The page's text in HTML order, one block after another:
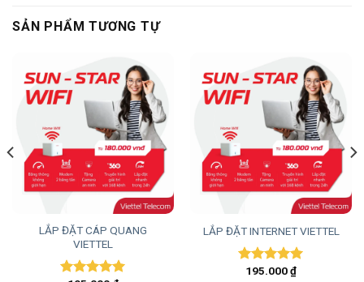
SẢN PHẨM TƯƠNG TỰ
LẮP ĐẶT CÁP QUANG
VIETTEL
LẮP ĐẶT INTERNET VIETTEL
Được xếp
195.000₫